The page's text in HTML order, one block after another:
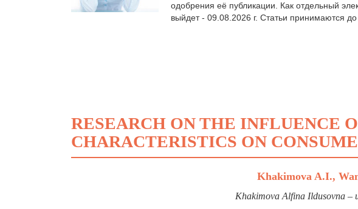
одобрения её публикации. Как отдельный
выйдет - 09.08.2026 г. Статьи принимаются до
RESEARCH ON THE INFLUENCE
CHARACTERISTICS ON
Khakimova A.I.,
Khakimova Alfina Ildusovna –